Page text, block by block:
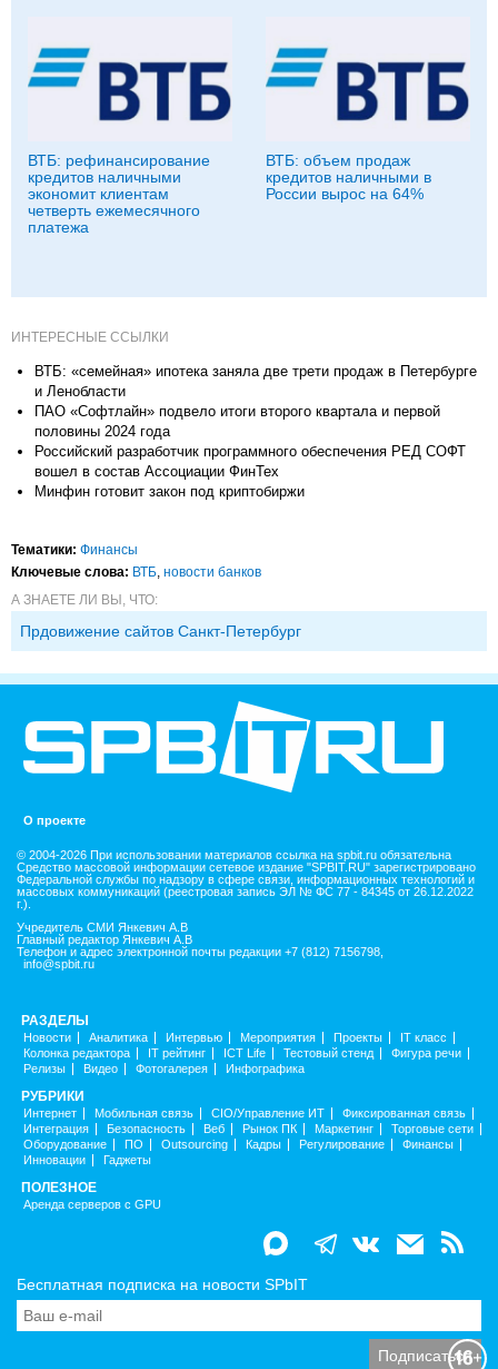
ВТБ: рефинансирование
кредитов наличными
экономит клиентам
четверть ежемесячного
платежа
ВТБ: объем продаж
кредитов наличными в
России вырос на 64%
ИНТЕРЕСНЫЕ ССЫЛКИ
ВТБ: «семейная» ипотека заняла две трети продаж в Петербурге
и Ленобласти
ПАО «Софтлайн» подвело итоги второго квартала и первой
половины 2024 года
Российский разработчик программного обеспечения РЕД СОФТ
вошел в состав Ассоциации ФинТех
Минфин готовит закон под криптобиржи
Тематики: Финансы
Ключевые слова: ВТБ, новости банков
А ЗНАЕТЕ ЛИ ВЫ, ЧТО:
Прдовижение сайтов Санкт-Петербург
О проекте
© 2004-2026 При использовании материалов ссылка на spbit.ru обязательна
Средство массовой информации сетевое издание "SPBIT.RU" зарегистрировано
Федеральной службы по надзору в сфере связи, информационных технологий и
массовых коммуникаций (реестровая запись ЭЛ № ФС 77 - 84345 от 26.12.2022
г.).
Учредитель СМИ Янкевич А.В
Главный редактор Янкевич А.В
Телефон и адрес электронной почты редакции +7 (812) 7156798,
info@spbit.ru
РАЗДЕЛЫ
Новости Аналитика Интервью Мероприятия Проекты
IT класс
Колонка редактора
IT рейтинг ICT Life Тестовый стенд
Фигура речи
Релизы
Видео Фотогалерея Инфографика
РУБРИКИ
Интернет Мобильная связь CIO/Управление ИТ
Фиксированная связь
Интеграция
Безопасность Веб Рынок ПК Маркетинг
Торговые сети
Оборудование
ПО Outsourcing Кадры Регулирование
Финансы
Инновации
Гаджеты
ПОЛЕЗНОЕ
Аренда серверов с GPU
Бесплатная подписка на новости SPbIT